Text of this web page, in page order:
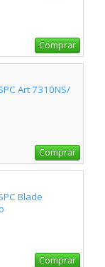
Comprar
Art 7310NS/
Comprar
Blade
Comprar